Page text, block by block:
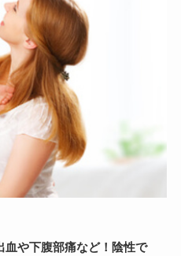
血や下腹部痛など！陰性で